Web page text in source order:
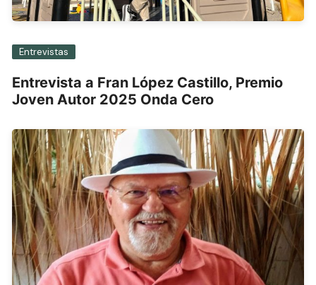
Entrevistas
Entrevista a Fran López Castillo, Premio
Joven Autor 2025 Onda Cero